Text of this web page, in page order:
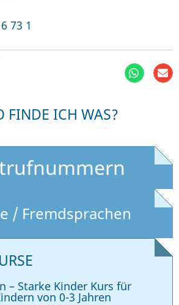
73 1
FINDE ICH WAS?
/ Fremdsprachen
– Starke Kinder Kurs für
von 0-3 Jahren